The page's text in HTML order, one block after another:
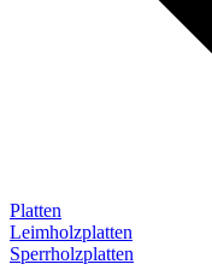
Platten
Leimholzplatten
Sperrholzplatten